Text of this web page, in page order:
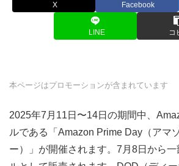
X Facebook
LINE コ
本ページはプロモーションが含まれています
2025年7月11日〜14日の期間中、
ルである「Amazon Prime Day（アマ
ー）」が開催されます。7月8日から